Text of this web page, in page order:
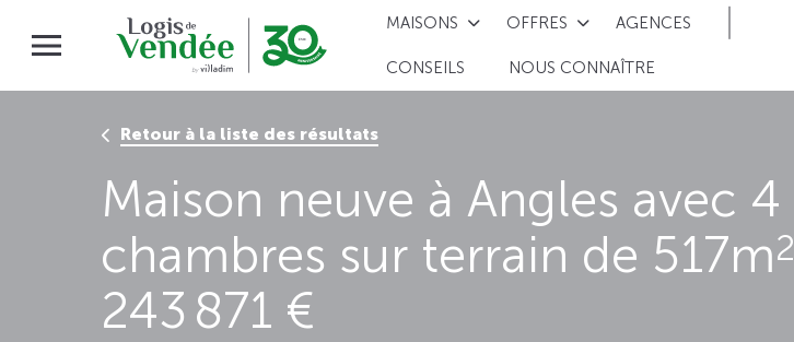
MAISONS OFFRES AGENCES
CONSEILS NOUS CONNAÎTRE
Retour à la liste des résultats
Maison neuve à Angles avec 4
chambres sur terrain de 517m2
243 871 €